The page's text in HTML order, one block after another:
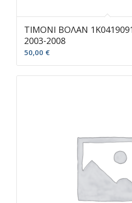
ΤΙΜΟΝΙ ΒΟΛΑΝ
2003-2008
50,00 €